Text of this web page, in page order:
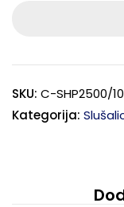
SKU: C-SHP2500/10
Kategorija: